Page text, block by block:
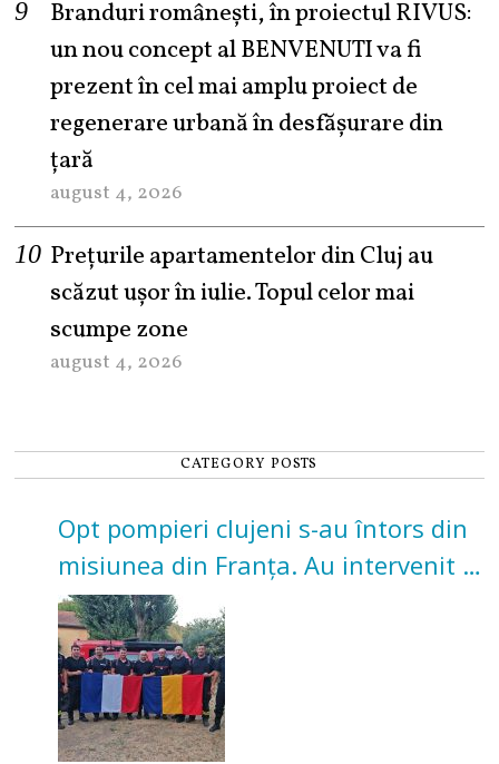
Branduri românești, în proiectul RIVUS:
un nou concept al BENVENUTI va fi
prezent în cel mai amplu proiect de
regenerare urbană în desfășurare din
țară
august 4, 2026
Prețurile apartamentelor din Cluj au
scăzut ușor în iulie. Topul celor mai
scumpe zone
august 4, 2026
CATEGORY POSTS
Opt pompieri clujeni s-au întors din
misiunea din Franța. Au intervenit la
incendii de vegetație și pădure